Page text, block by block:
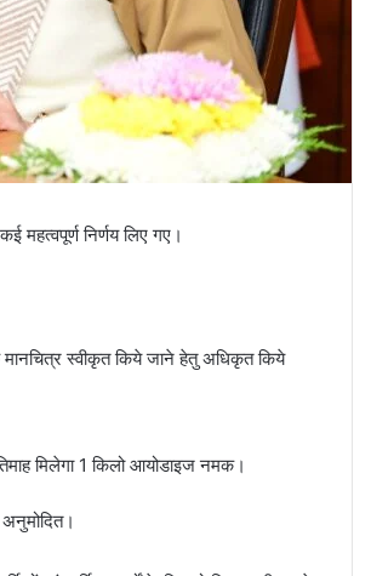
महत्वपूर्ण निर्णय लिए गए।
मानचित्र स्वीकृत किये जाने हेतु अधिकृत किये
मिलेगा 1 किलो आयोडाइज नमक।